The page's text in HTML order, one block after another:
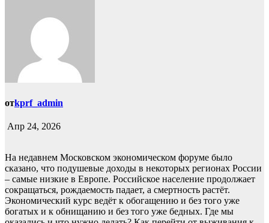
отkprf_admin
Апр 24, 2026
На недавнем Московском экономическом форуме было
сказано, что подушевые доходы в некоторых регионах России
– самые низкие в Европе. Российское население продолжает
сокращаться, рождаемость падает, а смертность растёт.
Экономический курс ведёт к обогащению и без того уже
богатых и к обнищанию и без того уже бедных. Где мы